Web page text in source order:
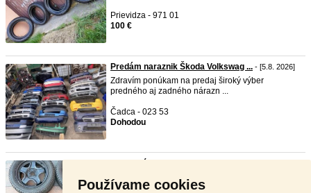
Používame cookies
Prievidza - 971 01
100 €
Predám naraznik Škoda Volkswag ... - [5.8. 2026]
Zdravím ponúkam na predaj široký výber
predného aj zadného nárazn ...
Čadca - 023 53
Dohodou
Kontakt: +421907788762 Predám plechové disky
Renault/dacias p ...